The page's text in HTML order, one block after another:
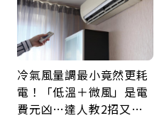
冷氣風量調最小竟然更耗
電！「低溫＋微風」是電
費元凶…達人教2招又涼